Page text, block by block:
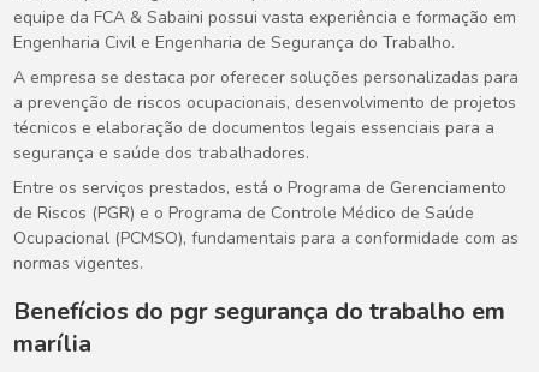
equipe da FCA & Sabaini possui vasta experiência e formação em
Engenharia Civil e Engenharia de Segurança do Trabalho.
A empresa se destaca por oferecer soluções personalizadas para
a prevenção de riscos ocupacionais, desenvolvimento de projetos
técnicos e elaboração de documentos legais essenciais para a
segurança e saúde dos trabalhadores.
Entre os serviços prestados, está o Programa de Gerenciamento
de Riscos (PGR) e o Programa de Controle Médico de Saúde
Ocupacional (PCMSO), fundamentais para a conformidade com as
normas vigentes.
Benefícios do pgr segurança do trabalho em
marília